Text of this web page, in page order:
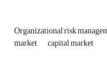
Organizational risk
market capital market